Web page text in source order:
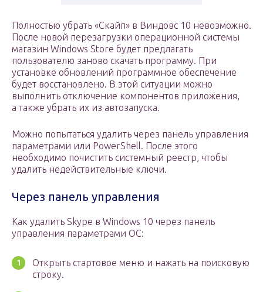
Полностью убрать «Скайп» в Виндовс 10 невозможно.
После новой перезагрузки операционной системы
магазин Windows Store будет предлагать
пользователю заново скачать программу. При
установке обновлений программное обеспечение
будет восстановлено. В этой ситуации можно
выполнить отключение компонентов приложения,
а также убрать их из автозапуска.
Можно попытаться удалить через панель управления
параметрами или PowerShell. После этого
необходимо почистить системный реестр, чтобы
удалить недействительные ключи.
Через панель управления
Как удалить Skype в Windows 10 через панель
управления параметрами ОС:
Открыть стартовое меню и нажать на поисковую
строку.